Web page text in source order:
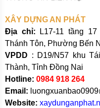
XÂY DỰNG AN PHÁT
Địa chỉ: L17-11 tầng
Thánh Tôn, Phường Bến
VPDD : D19/N57 khu
Thành, Tỉnh Đồng Nai
Hotline: 0984 918 264
Email:
Website: